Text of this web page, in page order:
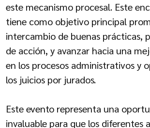
este mecanismo procesal. Este
tiene como objetivo principal
intercambio de buenas prácticas,
de acción, y avanzar hacia una
en los procesos administrativos y
los juicios por jurados.
Este evento representa una
invaluable para que los diferentes